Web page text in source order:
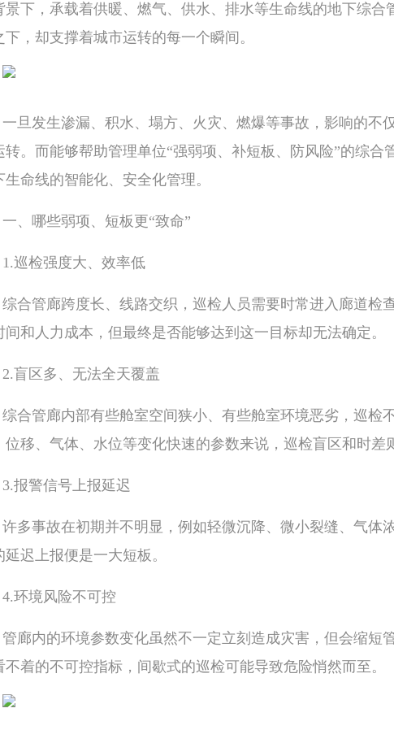
景下，承载着供暖、燃气、供水、排水等生命线的地下综
下，却支撑着城市运转的每一个瞬间。
一旦发生渗漏、积水、塌方、火灾、燃爆等事故，影响的不
转。而能够帮助管理单位“强弱项、补短板、防风险”的综
生命线的智能化、安全化管理。
一、哪些弱项、短板更“致命”
1.巡检强度大、效率低
综合管廊跨度长、线路交织，巡检人员需要时常进入廊道检
间和人力成本，但最终是否能够达到这一目标却无法确定。
2.盲区多、无法全天覆盖
综合管廊内部有些舱室空间狭小、有些舱室环境恶劣，巡检
位移、气体、水位等变化快速的参数来说，巡检盲区和时差
3.报警信号上报延迟
许多事故在初期并不明显，例如轻微沉降、微小裂缝、气体
延迟上报便是一大短板。
4.环境风险不可控
管廊内的环境参数变化虽然不一定立刻造成灾害，但会缩短
不着的不可控指标，间歇式的巡检可能导致危险悄然而至。